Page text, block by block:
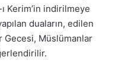
Kerim’in indirilmeye
duaların, edilen
Gecesi, Müslümanlar